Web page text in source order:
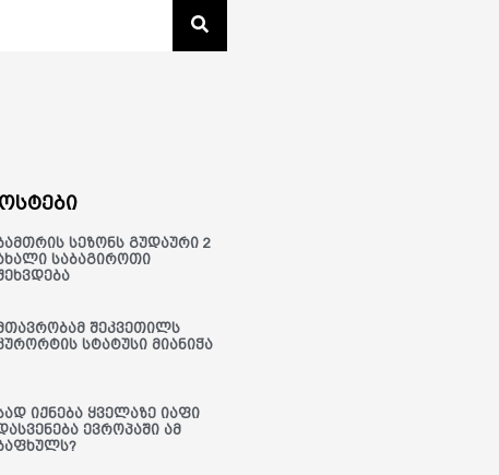
სეზონს გუდაური 2
საბაგიროთი
შეკვეთილს
სტატუსი მიანიჭა
იქნება ყველაზე იაფი
ევროპაში ამ